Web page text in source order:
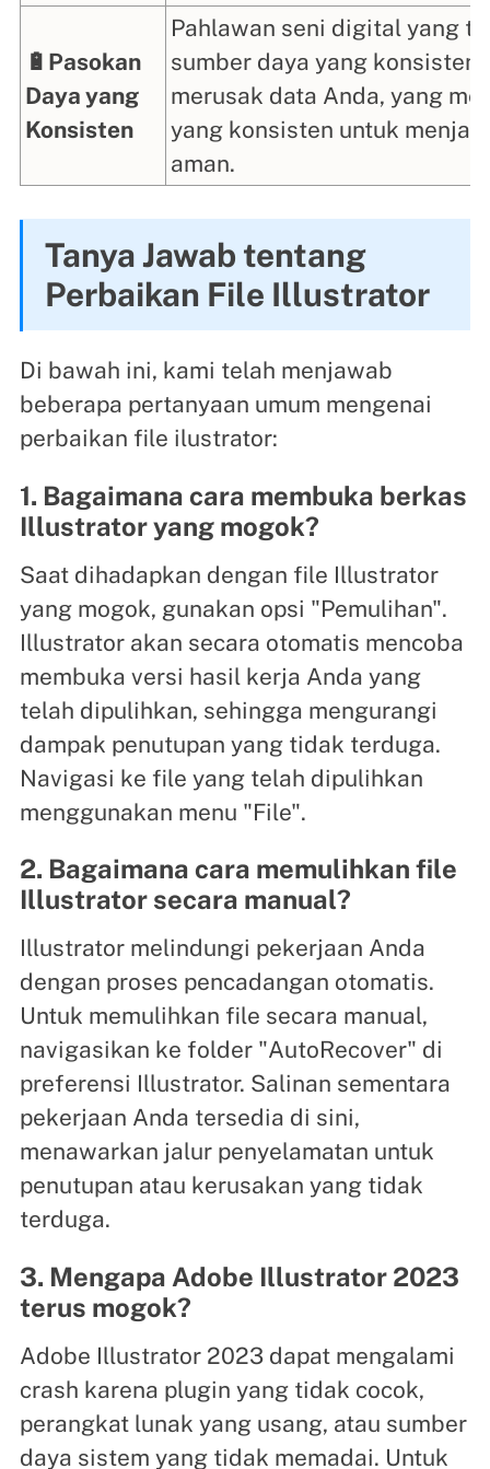
🔋Pasokan
Daya yang
Konsisten
Pahlawan seni digital yang
sumber daya yang
merusak data Anda, yang
yang konsisten untuk
aman.
Tanya Jawab tentang
Perbaikan File Illustrator
Di bawah ini, kami telah menjawab
beberapa pertanyaan umum mengenai
perbaikan file ilustrator:
1. Bagaimana cara membuka berkas
Illustrator yang mogok?
Saat dihadapkan dengan file Illustrator
yang mogok, gunakan opsi "Pemulihan".
Illustrator akan secara otomatis mencoba
membuka versi hasil kerja Anda yang
telah dipulihkan, sehingga mengurangi
dampak penutupan yang tidak terduga.
Navigasi ke file yang telah dipulihkan
menggunakan menu "File".
2. Bagaimana cara memulihkan file
Illustrator secara manual?
Illustrator melindungi pekerjaan Anda
dengan proses pencadangan otomatis.
Untuk memulihkan file secara manual,
navigasikan ke folder "AutoRecover" di
preferensi Illustrator. Salinan sementara
pekerjaan Anda tersedia di sini,
menawarkan jalur penyelamatan untuk
penutupan atau kerusakan yang tidak
terduga.
3. Mengapa Adobe Illustrator 2023
terus mogok?
Adobe Illustrator 2023 dapat mengalami
crash karena plugin yang tidak cocok,
perangkat lunak yang usang, atau sumber
daya sistem yang tidak memadai. Untuk